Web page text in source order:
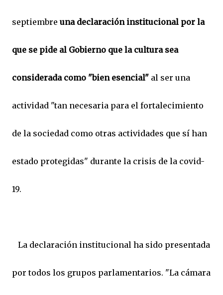
septiembre una declaración institucional por la
que se pide al Gobierno que la cultura sea
considerada como "bien esencial" al ser una
actividad "tan necesaria para el fortalecimiento
de la sociedad como otras actividades que sí han
estado protegidas" durante la crisis de la covid-
19.
La declaración institucional ha sido presentada
por todos los grupos parlamentarios. "La cámara